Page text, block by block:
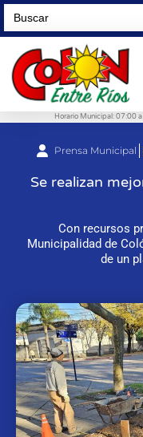
Search
for:
Horario Municipal: 07:00
Prensa Municipal
Se realizan
Con recursos
Municipalidad de
de un